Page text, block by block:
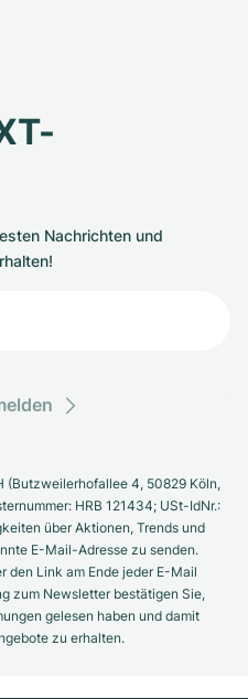
Nachrichten und
(Butzweilerhofallee 4, 50829 Köln,
HRB 121434; USt-IdNr.:
über Aktionen, Trends und
E-Mail-Adresse zu senden.
den Link am Ende jeder E-Mail
zum Newsletter bestätigen Sie,
gelesen haben und damit
zu erhalten.